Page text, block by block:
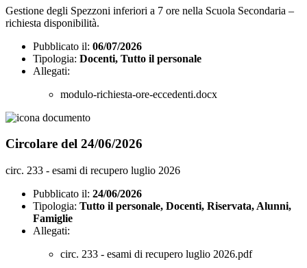
Gestione degli Spezzoni inferiori a 7 ore nella Scuola Secondaria –
richiesta disponibilità.
Pubblicato il: 06/07/2026
Tipologia: Docenti, Tutto il personale
Allegati:
modulo-richiesta-ore-eccedenti.docx
Circolare del 24/06/2026
circ. 233 - esami di recupero luglio 2026
Pubblicato il: 24/06/2026
Tipologia: Tutto il personale, Docenti, Riservata, Alunni,
Famiglie
Allegati:
circ. 233 - esami di recupero luglio 2026.pdf